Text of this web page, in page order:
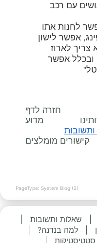
עם רכב
לחנות אתו
אפשר לישון
צריך לארוז
ובכלל אפשר
חזרה לדף
מדוע
PageType: System Blog (2)
שאלות ותשובות
למה בנדנה?
סטטיסטיקות